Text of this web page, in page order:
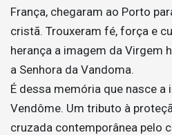
França, chegaram ao Porto
cristã. Trouxeram fé, força e
herança a imagem da Virgem
a Senhora da Vandoma.
É dessa memória que nasce a
Vendôme. Um tributo à
cruzada contemporânea pelo